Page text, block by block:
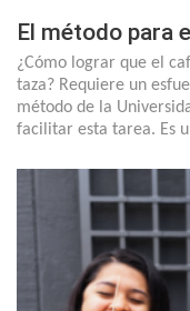
El método para
¿Cómo lograr que el
taza? Requiere un
método de la
facilitar esta tarea. Es